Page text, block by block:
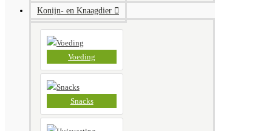
Konijn- en Knaagdier
Voeding
Snacks